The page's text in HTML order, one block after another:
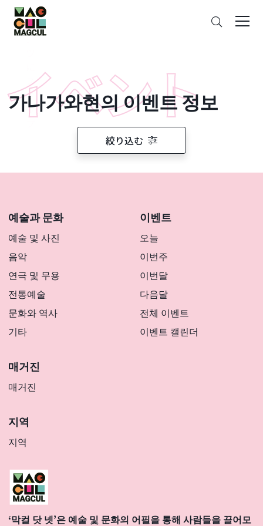
ン
テ
ン
ス
キ
ッ
가나가와현의 이벤트 정보
絞り込む
예술과 문화
예술 및 사진
음악
연극 및 무용
전통예술
문화와 역사
기타
이벤트
오늘
이번주
이번달
다음달
전체 이벤트
이벤트 캘린더
매거진
매거진
지역
지역
‘막컬 닷 넷’은 예술 및 문화의 어필을 통해 사람들을 끌어모